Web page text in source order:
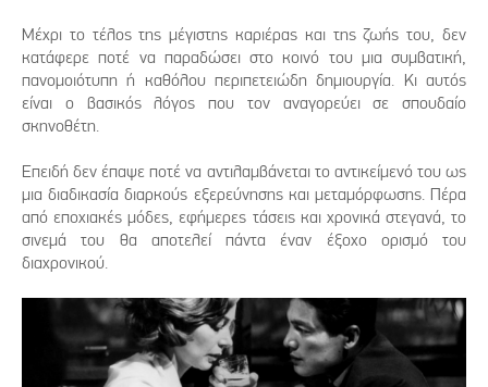
Μέχρι το τέλος της μέγιστης καριέρας και της ζωής του, δεν
κατάφερε ποτέ να παραδώσει στο κοινό του μια συμβατική,
πανομοιότυπη ή καθόλου περιπετειώδη δημιουργία. Κι αυτός
είναι ο βασικός λόγος που τον αναγορεύει σε σπουδαίο
σκηνοθέτη.
Επειδή δεν έπαψε ποτέ να αντιλαμβάνεται το αντικείμενό του ως
μια διαδικασία διαρκούς εξερεύνησης και μεταμόρφωσης. Πέρα
από εποχιακές μόδες, εφήμερες τάσεις και χρονικά στεγανά, το
σινεμά του θα αποτελεί πάντα έναν έξοχο ορισμό του
διαχρονικού.